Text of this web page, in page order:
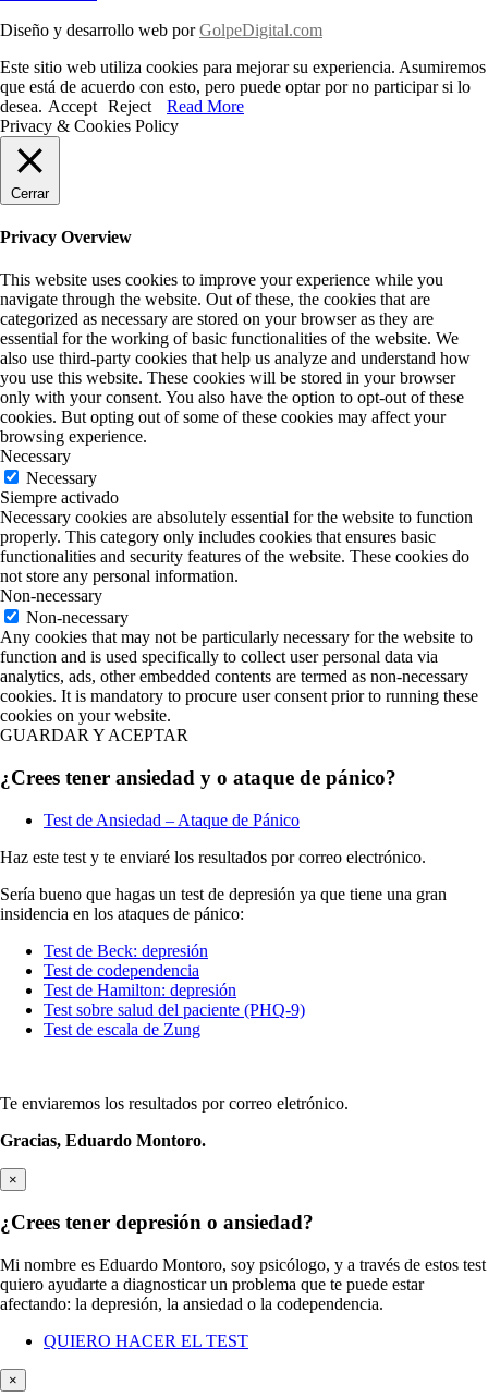
Diseño y desarrollo web porGolpeDigital.com
Este sitio web utiliza cookies para mejorar su experiencia. Asumiremos
que está de acuerdo con esto, pero puede optar por no participar si lo
desea. Accept Reject
Read More
Privacy & Cookies Policy
Cerrar
Privacy Overview
This website uses cookies to improve your experience while you
navigate through the website. Out of these, the cookies that are
categorized as necessary are stored on your browser as they are
essential for the working of basic functionalities of the website. We
also use third-party cookies that help us analyze and understand how
you use this website. These cookies will be stored in your browser
only with your consent. You also have the option to opt-out of these
cookies. But opting out of some of these cookies may affect your
browsing experience.
Necessary
Necessary
Siempre activado
Necessary cookies are absolutely essential for the website to function
properly. This category only includes cookies that ensures basic
functionalities and security features of the website. These cookies do
not store any personal information.
Non-necessary
Non-necessary
Any cookies that may not be particularly necessary for the website to
function and is used specifically to collect user personal data via
analytics, ads, other embedded contents are termed as non-necessary
cookies. It is mandatory to procure user consent prior to running these
cookies on your website.
GUARDAR Y ACEPTAR
¿Crees tener ansiedad y o ataque de pánico?
Test de Ansiedad – Ataque de Pánico
Haz este test y te enviaré los resultados por correo electrónico.
Sería bueno que hagas un test de depresión ya que tiene una gran
insidencia en los ataques de pánico:
Test de Beck: depresión
Test de codependencia
Test de Hamilton: depresión
Test sobre salud del paciente (PHQ-9)
Test de escala de Zung
Te enviaremos los resultados por correo eletrónico.
Gracias, Eduardo Montoro.
×
¿Crees tener depresión o ansiedad?
Mi nombre es Eduardo Montoro, soy psicólogo, y a través de estos test
quiero ayudarte a diagnosticar un problema que te puede estar
afectando: la depresión, la ansiedad o la codependencia.
QUIERO HACER EL TEST
×